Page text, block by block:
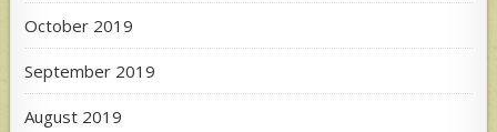
October 2019
September 2019
August 2019